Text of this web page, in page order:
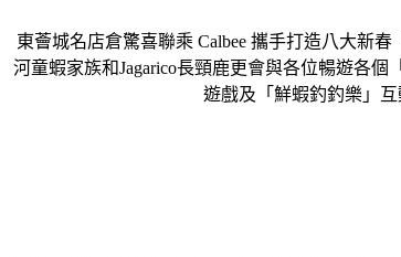
東薈城名店倉驚喜聯乘 Calbee 攜手打造八大新
河童蝦家族和Jagarico長頸鹿更會與各位暢遊各
遊戲及「鮮蝦釣釣樂」